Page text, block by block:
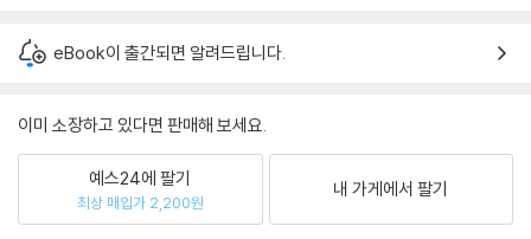
eBook이 출간되면 알려드립니다.
이미 소장하고 있다면 판매해 보세요.
예스24에 팔기
최상 매입가 2,200원
내 가게에서 팔기